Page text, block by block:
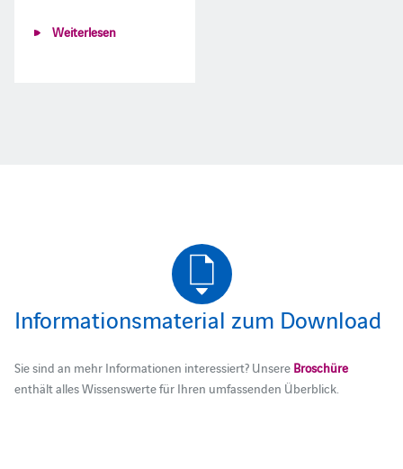
Weiterlesen
Informationsmaterial zum Download
Sie sind an mehr Informationen interessiert? Unsere Broschüre
enthält alles Wissenswerte für Ihren umfassenden Überblick.